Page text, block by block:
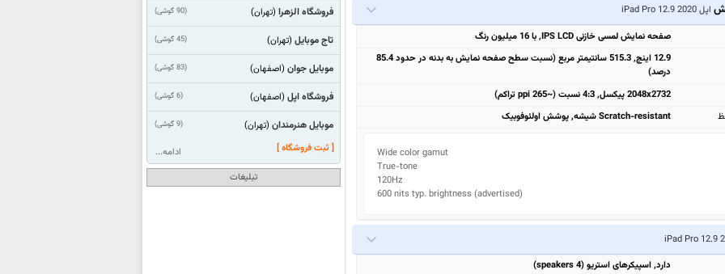
اپل iPad Pro 12.9 2020
صفحه نمایش لمسی خازنی IPS LCD, با 16 میلیون رنگ
12.9 اینچ, 515.3 سانتیمتر مربع (نسبت سطح صفحه نمایش به بدنه در حدود 85.4
درصد)
2048x2732 پیکسل, 4:3 نسبت (~265 ppi تراکم)
Scratch-resistant شیشه, پوشش اولئوفوبیک
Wide color gamut
True-tone
120Hz
600 nits typ. brightness (advertised)
دارد, اسپیکرهای استریو (4 speakers)
(90 گوشی) فروشگاه الزهرا (تهران)
(45 گوشی) تاج موبایل (تهران)
(83 گوشی) موبایل جوان (اصفهان)
(6 گوشی) فروشگاه اپل (اصفهان)
(9 گوشی) موبایل هنرمندان (تهران)
[ ثبت فروشگاه ]
ادامه...
تبلیغات